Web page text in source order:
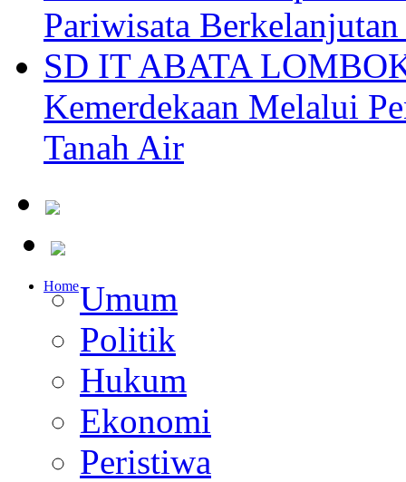
Pariwisata
SD IT ABATA
Kemerdekaan Melalui
Tanah Air
HomeUmum
Politik
Hukum
Ekonomi
Peristiwa